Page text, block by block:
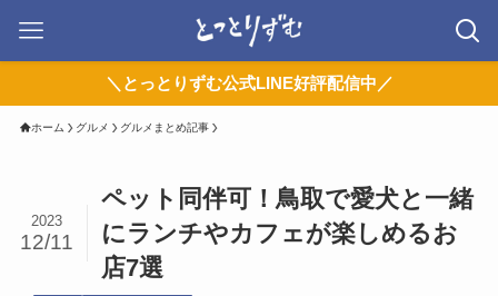
＼とっとりずむ公式LINE好評配信中／
ホーム グルメ グルメまとめ記事
ペット同伴可！鳥取で愛犬と一緒
にランチやカフェが楽しめるお
店7選
2023
12/11